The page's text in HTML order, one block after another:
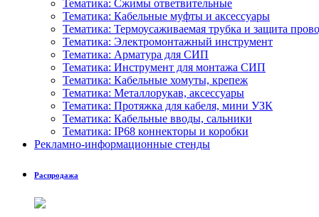
Тематика: Сжимы ответвительные
Тематика: Кабельные муфты и аксессуары
Тематика: Термоусаживаемая трубка и защита
Тематика: Электромонтажный инструмент
Тематика: Арматура для СИП
Тематика: Инструмент для монтажа СИП
Тематика: Кабельные хомуты, крепеж
Тематика: Металлорукав, аксессуары
Тематика: Протяжка для кабеля, мини УЗК
Тематика: Кабельные вводы, сальники
Тематика: IP68 коннекторы и коробки
Рекламно-информационные стенды
Распродажа